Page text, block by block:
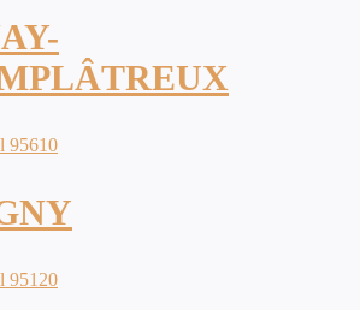
95610
95120